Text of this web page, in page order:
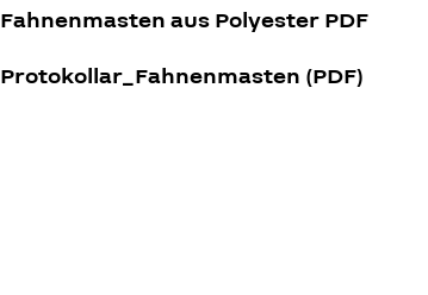
Fahnenmasten aus Polyester PDF
Protokollar_Fahnenmasten (PDF)